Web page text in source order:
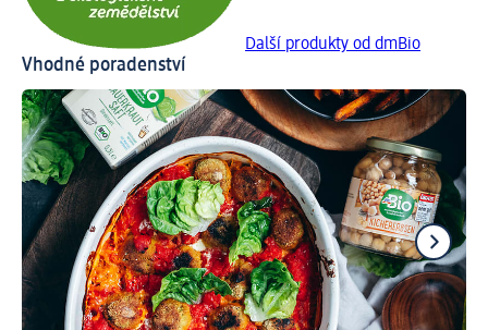
Další produkty od dmBio
Vhodné poradenství